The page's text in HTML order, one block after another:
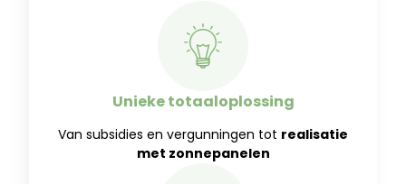
Unieke totaaloplossing
Van subsidies en vergunningen tot realisatie
met zonnepanelen